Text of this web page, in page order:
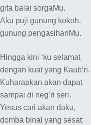
gita balai sorgaMu.
Aku puji gunung kokoh,
gunung pengasihanMu.
Hingga kini ‘ku selamat
dengan kuat yang Kaub’ri.
Kuharapkan akan dapat
sampai di neg’ri seri.
Yesus cari akan daku,
domba binal yang sesat;